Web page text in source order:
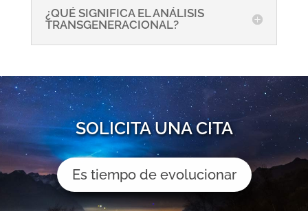
¿QUÉ SIGNIFICA EL ANÁLISIS
TRANSGENERACIONAL?
SOLICITA UNA CITA
Es tiempo de evolucionar